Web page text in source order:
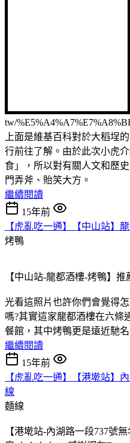
tw/
上面是維基百科對於大稻埕
行前往了解。由於此次小虎
食」，所以對有關人文和歷
門弄斧、貽笑大方。
繼續閱讀
15年前
【虎亂吃一通】【中山站】
烤鴨
【中山站-龍都酒樓-烤鴨
光看這照片也許你們會覺得
嗎?其實這家龍都酒樓在六條
餐館，其中烤鴨更是遠近馳名
繼續閱讀
15年前
【虎亂吃一通】【港墘站】
線
麵線
【港墘站-內湖路一段737號